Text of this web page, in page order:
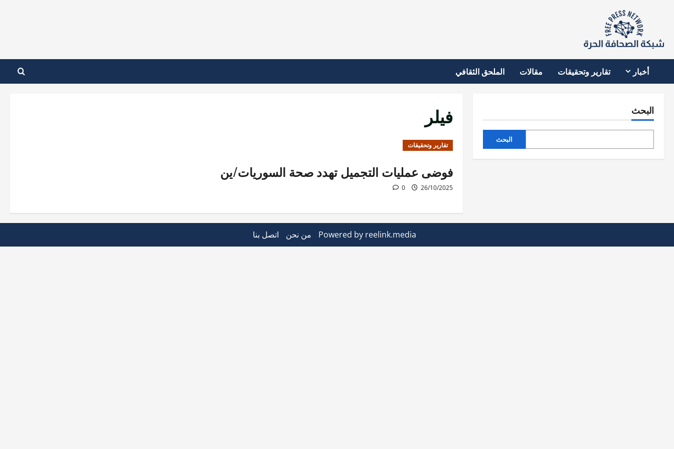
أخبار تقارير وتحقيقات مقالات الملحق الثقافي
فيلر
تقارير وتحقيقات
فوضى عمليات التجميل تهدد صحة السوريات/ين
26/10/2025
0
البحث
البحث
Powered by reelink.media من نحن اتصل بنا